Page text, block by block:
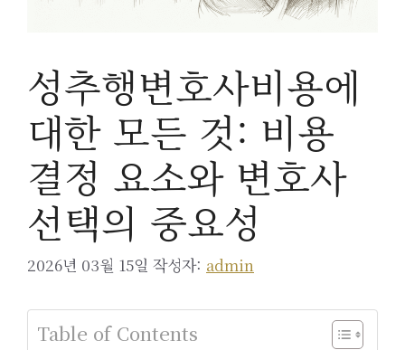
성추행변호사비용에
대한 모든 것: 비용
결정 요소와 변호사
선택의 중요성
2026년 03월 15일 작성자: admin
Table of Contents